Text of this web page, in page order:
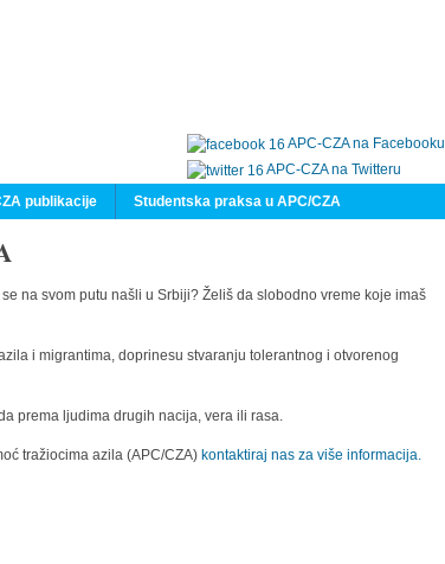
APC-CZA na Facebooku
APC-CZA na Twitteru
publikacije Studentska praksa u APC/CZA
na svom putu našli u Srbiji? Želiš da slobodno vreme koje imaš
i migrantima, doprinesu stvaranju tolerantnog i otvorenog
prema ljudima drugih nacija, vera ili rasa.
tražiocima azila (APC/CZA) kontaktiraj nas za više informacija.